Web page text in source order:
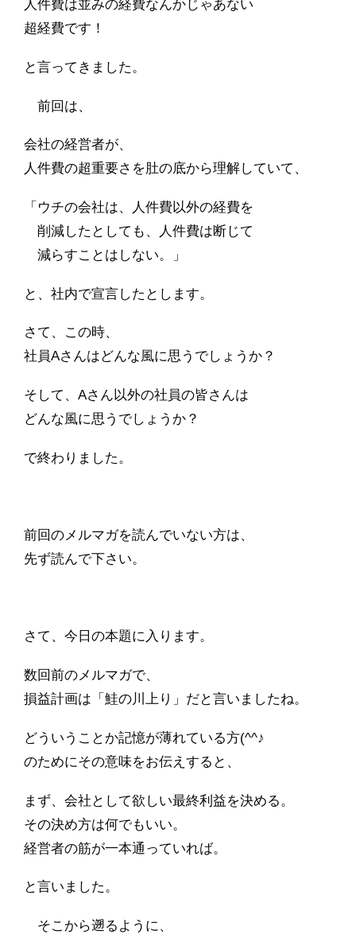
人件費は並みの経費なんかじゃあない
超経費です！
と言ってきました。
前回は、
会社の経営者が、
人件費の超重要さを肚の底から理解していて、
「ウチの会社は、人件費以外の経費を
削減したとしても、人件費は断じて
減らすことはしない。」
と、社内で宣言したとします。
さて、この時、
社員Aさんはどんな風に思うでしょうか？
そして、Aさん以外の社員の皆さんは
どんな風に思うでしょうか？
で終わりました。
前回のメルマガを読んでいない方は、
先ず読んで下さい。
さて、今日の本題に入ります。
数回前のメルマガで、
損益計画は「鮭の川上り」だと言いましたね。
どういうことか記憶が薄れている方(^^♪
のためにその意味をお伝えすると、
まず、会社として欲しい最終利益を決める。
その決め方は何でもいい。
経営者の筋が一本通っていれば。
と言いました。
そこから遡るように、